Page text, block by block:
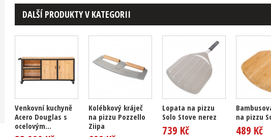
DALŠÍ PRODUKTY V KATEGORII
Venkovní kuchyně
Acero Douglas s
ocelovým...
Kolébkový kráječ
na pizzu Pozzello
Ziipa
Lopata na pizzu
Solo Stove nerez
739 Kč
na pizzu
489 Kč